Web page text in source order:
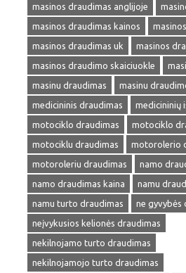
masinos draudimas anglijoje
masinos draudimas kainos
masinos draudimas uk
masinos
masinos draudimo skaiciuokle
masinu draudimas
masinu
medicininis draudimas
medicininių
motociklo draudimas
motociklo
motociklu draudimas
motorolerio
motoroleriu draudimas
namo
namo draudimas kaina
namu
namu turto draudimas
ne gyvybės
neįvykusios kelionės draudimas
nekilnojamo turto draudimas
nekilnojamojo turto draudimas